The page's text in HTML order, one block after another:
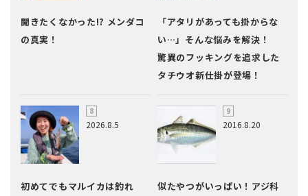
聞きたくなかった!? メンダコ
の真実！
「アタリがあっても掛からな
い…」そんな悩みを解決！
驚異のフッキングを追求した
タチウオ新仕掛が登場！
2026.8.5
初めてでもマルイカは釣れ
2016.8.20
似たやつがいっぱい！アジ科